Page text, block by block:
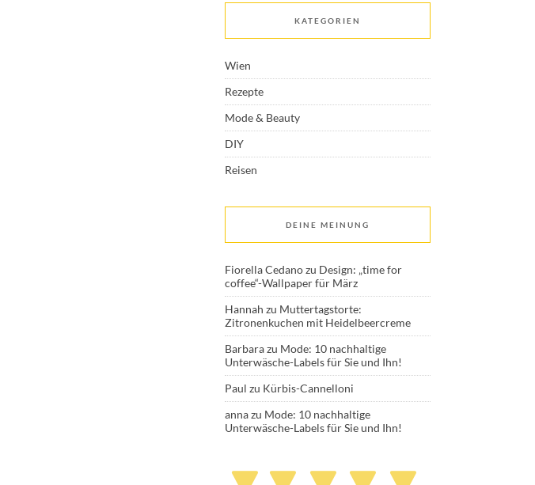
KATEGORIEN
Wien
Rezepte
Mode & Beauty
DIY
Reisen
DEINE MEINUNG
Fiorella Cedanozu Design: „time for
coffee“-Wallpaper für März
Hannah zu Muttertagstorte:
Zitronenkuchen mit Heidelbeercreme
Barbarazu Mode: 10 nachhaltige
Unterwäsche-Labels für Sie und Ihn!
Paul zu Kürbis-Cannelloni
annazu Mode: 10 nachhaltige
Unterwäsche-Labels für Sie und Ihn!